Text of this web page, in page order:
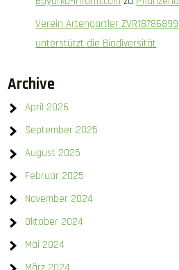
Verein Artengartler
unterstützt die Biodiversität
Archive
April 2026
September 2025
August 2025
Februar 2025
November 2024
Oktober 2024
Mai 2024